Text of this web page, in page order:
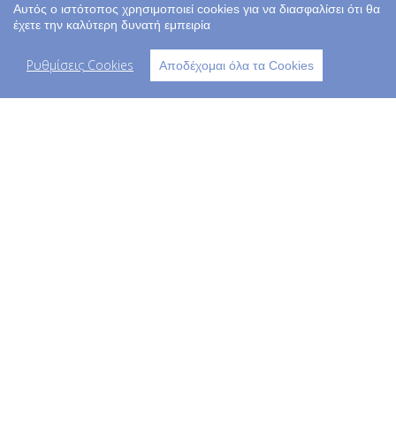
Σύνδεση
Αυτός ο ιστότοπος χρησιμοποιεί cookies για να διασφαλίσει ότι θα
έχετε την καλύτερη δυνατή εμπειρία
Ρυθμίσεις Cookies Αποδέχομαι όλα τα Cookies